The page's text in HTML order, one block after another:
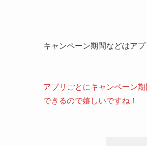
キャンペーン期間などはア
アプリごとにキャンペーン
できるので嬉しいですね！